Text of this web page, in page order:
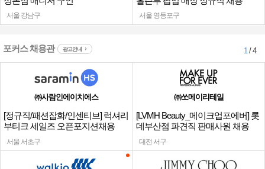
서울 강남구 서울 영등포구
포커스 채용관 광고안내 1/ 4
㈜사람인에이치에스
[정규직/패션잡화/인센티브] 럭셔리
부티크 세일즈 오픈포지션채용
서울 서초구
㈜쏘메이리테일
[LVMH Beauty_메이크업포에버] 롯
데부산점 파견직 판매사원 채용
대전 서구